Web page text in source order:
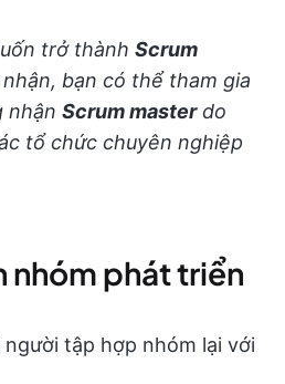
trở thành Scrum
bạn có thể tham gia
nhận Scrum masterdo
tổ chức chuyên nghiệp
nhóm phát triển
người tập hợp nhóm lại với